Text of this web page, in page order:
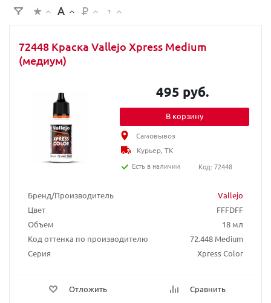
72448 Краска Vallejo Xpress Medium
(медиум)
Бренд/Производитель
Vallejo
Цвет
FFFDFF
Объем
18 мл
Код оттенка по производителю
72.448 Medium
Серия
Xpress Color
Отложить Сравнить
495 руб.
В корзину
Самовывоз
Курьер, ТК
Есть в наличии
Код: 72448